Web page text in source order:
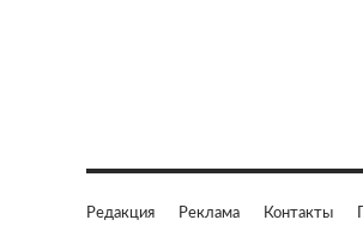
Редакция Реклама Контакты